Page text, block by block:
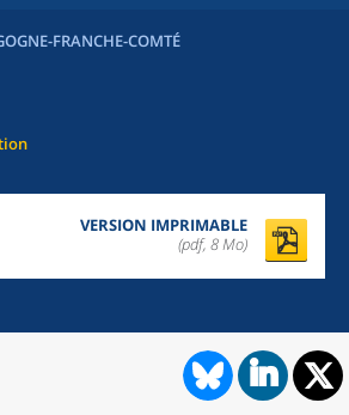
FRANCHE-COMTÉ
VERSION IMPRIMABLE
(pdf, 8 Mo)